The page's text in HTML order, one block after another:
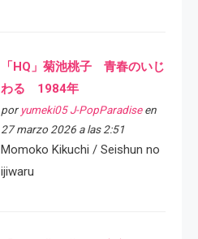
「HQ」菊池桃子 青春のいじ
わる 1984年
por yumeki05 J-PopParadiseen
27 marzo 2026 a las 2:51
Momoko Kikuchi / Seishun no
ijiwaru